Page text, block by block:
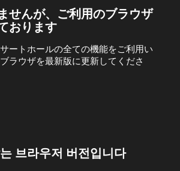
せんが、ご利用のブラウザ
おります
ートホールの全ての機能をご利用い
ラウザを最新版に更新してくださ
브라우저 버전입니다